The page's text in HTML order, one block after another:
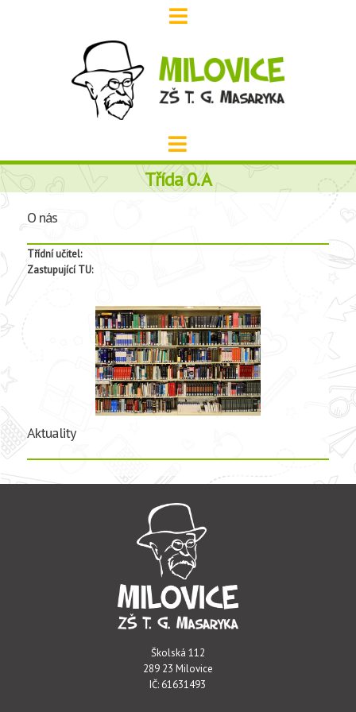
Třída 0. A
O nás
Třídní učitel:
Zastupující TU:
Aktuality
Školská 112
289 23 Milovice
IČ: 61631493